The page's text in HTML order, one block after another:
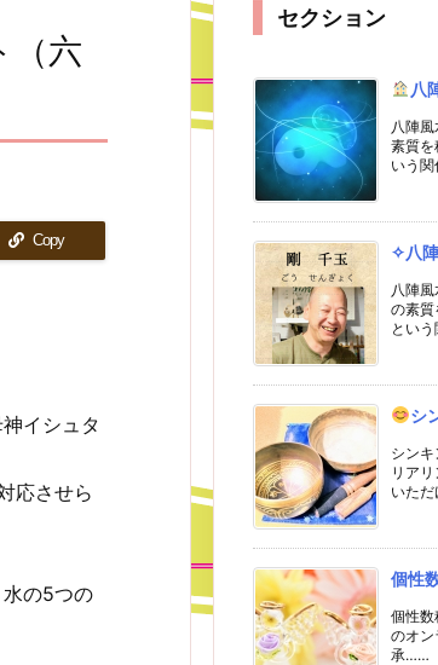
（六
Copy
イシュタ
応させら
の5つの
セクション
八
八陣
素質を
いう
✧八
八陣
の素質
とい
シ
シン
リア
いた
個性
個性
のオ
承……